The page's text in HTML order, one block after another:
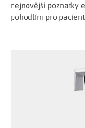
nejnovější poznatky
pohodlím pro